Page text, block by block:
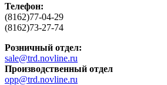
Телефон:
(8162)77-04-29
(8162)73-27-74
Розничный отдел:
sale@trd.novline.ru
Производственный отдел
opp@trd.novline.ru